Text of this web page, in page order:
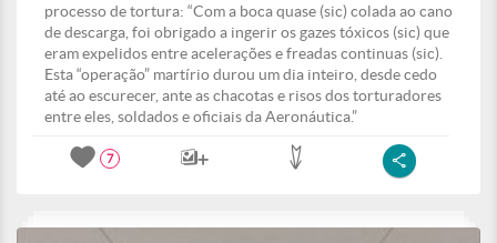
processo de tortura: “Com a boca quase (sic) colada ao cano
de descarga, foi obrigado a ingerir os gazes tóxicos (sic) que
eram expelidos entre acelerações e freadas continuas (sic).
Esta “operação” martírio durou um dia inteiro, desde cedo
até ao escurecer, ante as chacotas e risos dos torturadores
entre eles, soldados e oficiais da Aeronáutica.”
7